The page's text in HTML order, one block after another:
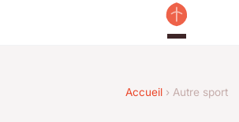
Accueil › Autre sport